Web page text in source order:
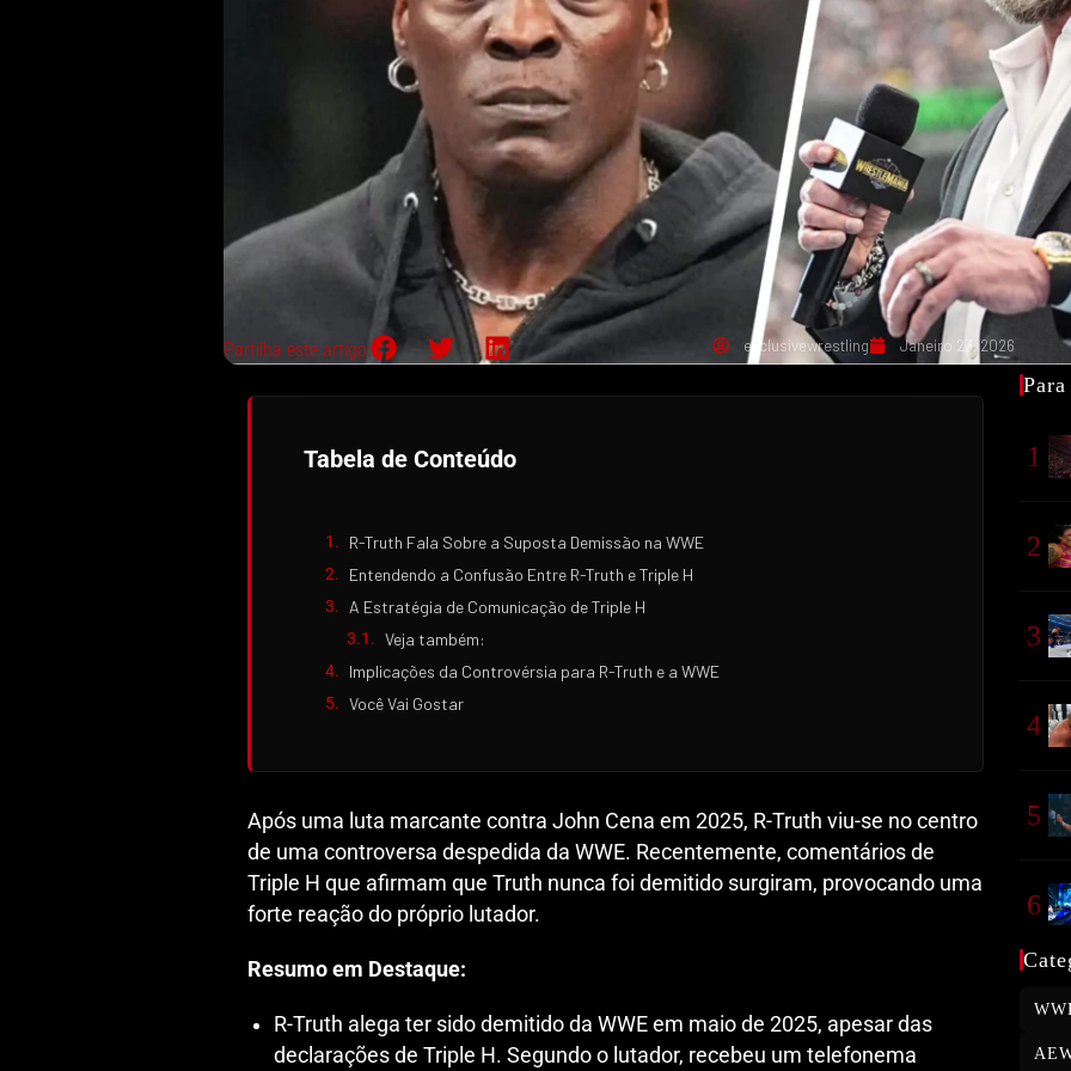
Partilha este artigo: exclusivewrestling Janeiro 23, 2026
Tabela de Conteúdo
R-Truth Fala Sobre a Suposta Demissão na WWE
Entendendo a Confusão Entre R-Truth e Triple H
A Estratégia de Comunicação de Triple H
Veja também:
Implicações da Controvérsia para R-Truth e a WWE
Você Vai Gostar
Após uma luta marcante contra John Cena em 2025, R-Truth viu-se no centro
de uma controversa despedida da WWE. Recentemente, comentários de
Triple H que afirmam que Truth nunca foi demitido surgiram, provocando uma
forte reação do próprio lutador.
Resumo em Destaque:
R-Truth alega ter sido demitido da WWE em maio de 2025, apesar das
declarações de Triple H. Segundo o lutador, recebeu um telefonema
1
2
3
4
5
6